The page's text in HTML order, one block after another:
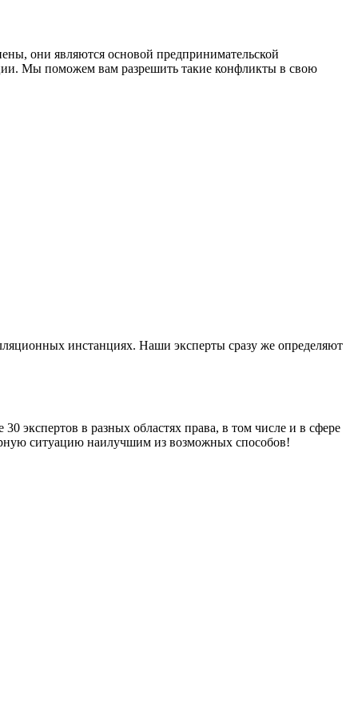
они являются основой предпринимательской
Мы поможем вам разрешить такие конфликты в свою
инстанциях. Наши эксперты сразу же определяют
экспертов в разных областях права, в том числе и в сфере
ситуацию наилучшим из возможных способов!